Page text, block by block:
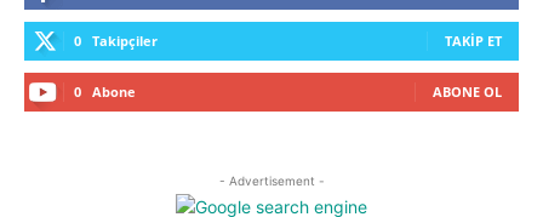
0 Takipçiler TAKIP ET
0 Abone ABONE OL
- Advertisement -